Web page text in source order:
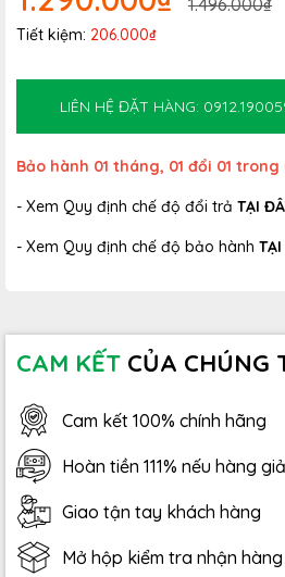
1.496.000₫
Tiết kiệm: 206.000₫
LIÊN HỆ ĐẶT HÀNG:
Bảo hành 01 tháng, 01 đổi 01
- Xem Quy định chế độ đổi trả TẠI
- Xem Quy định chế độ bảo hành
CAM KẾT CỦA CHÚNG
Cam kết 100% chính hãng
Hoàn tiền 111% nếu hàng giả
Giao tận tay khách hàng
Mở hộp kiểm tra nhận hàng